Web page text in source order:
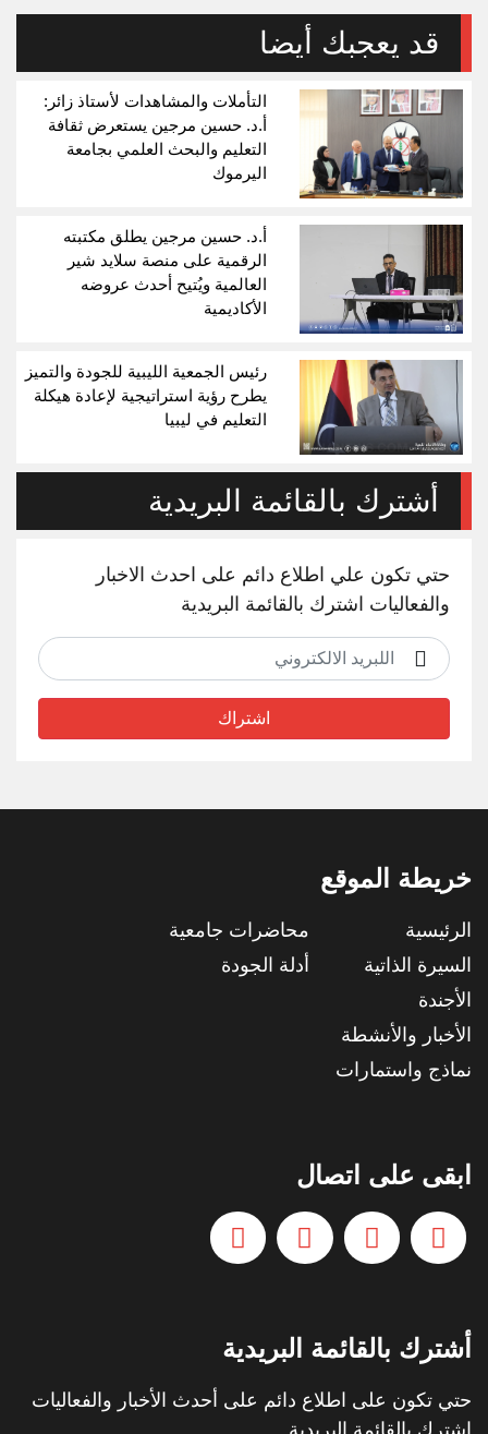
قد يعجبك أيضا
التأملات والمشاهدات لأستاذ زائر:
أ.د. حسين مرجين يستعرض ثقافة
التعليم والبحث العلمي بجامعة
اليرموك
أ.د. حسين مرجين يطلق مكتبته
الرقمية على منصة سلايد شير
العالمية ويُتيح أحدث عروضه
الأكاديمية
رئيس الجمعية الليبية للجودة والتميز
يطرح رؤية استراتيجية لإعادة هيكلة
التعليم في ليبيا
أشترك بالقائمة البريدية
حتي تكون علي اطلاع دائم على احدث الاخبار
والفعاليات اشترك بالقائمة البريدية
اشتراك
خريطة الموقع
الرئيسية
السيرة الذاتية
الأجندة
الأخبار والأنشطة
نماذج واستمارات
محاضرات جامعية
أدلة الجودة
ابقى على اتصال
أشترك بالقائمة البريدية
حتي تكون على اطلاع دائم على أحدث الأخبار والفعاليات
اشترك بالقائمة البريدية